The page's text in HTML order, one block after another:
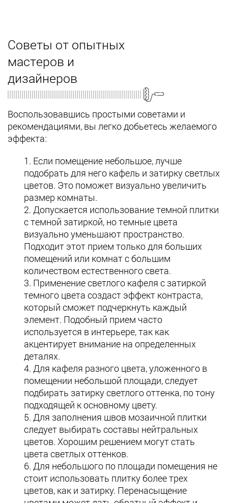
Советы от опытных
мастеров и
дизайнеров
Воспользовавшись простыми советами и
рекомендациями, вы легко добьетесь желаемого
эффекта:
Если помещение небольшое, лучше
подобрать для него кафель и затирку светлых
цветов. Это поможет визуально увеличить
размер комнаты.
Допускается использование темной плитки
с темной затиркой, но темные цвета
визуально уменьшают пространство.
Подходит этот прием только для больших
помещений или комнат с большим
количеством естественного света.
Применение светлого кафеля с затиркой
темного цвета создаст эффект контраста,
который сможет подчеркнуть каждый
элемент. Подобный прием часто
используется в интерьере, так как
акцентирует внимание на определенных
деталях.
Для кафеля разного цвета, уложенного в
помещении небольшой площади, следует
подбирать затирку светлого оттенка, по тону
подходящей к основному цвету.
Для заполнения швов мозаичной плитки
следует выбирать составы нейтральных
цветов. Хорошим решением могут стать
цвета светлых оттенков.
Для небольшого по площади помещения не
стоит использовать плитку более трех
цветов, как и затирку. Перенасыщение